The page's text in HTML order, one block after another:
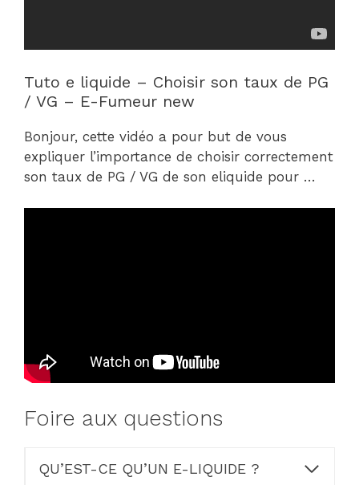
Tuto e liquide – Choisir son taux de PG
/ VG – E-Fumeur new
Bonjour, cette vidéo a pour but de vous
expliquer l’importance de choisir correctement
son taux de PG / VG de son eliquide pour …
Foire aux questions
QU’EST-CE QU’UN E-LIQUIDE ?